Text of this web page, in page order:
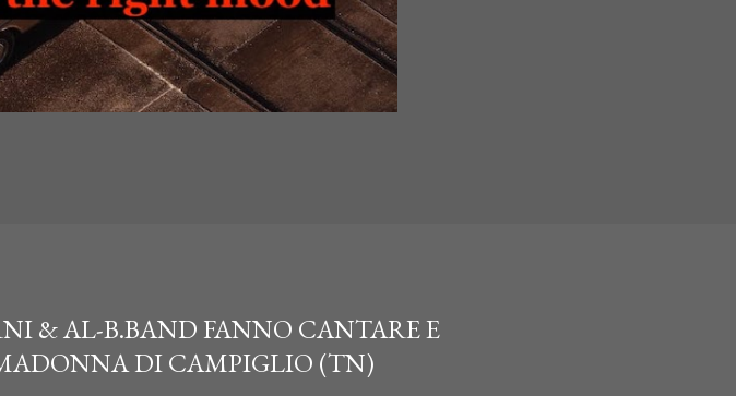
& AL-B.BAND FANNO CANTARE E
DI CAMPIGLIO (TN)